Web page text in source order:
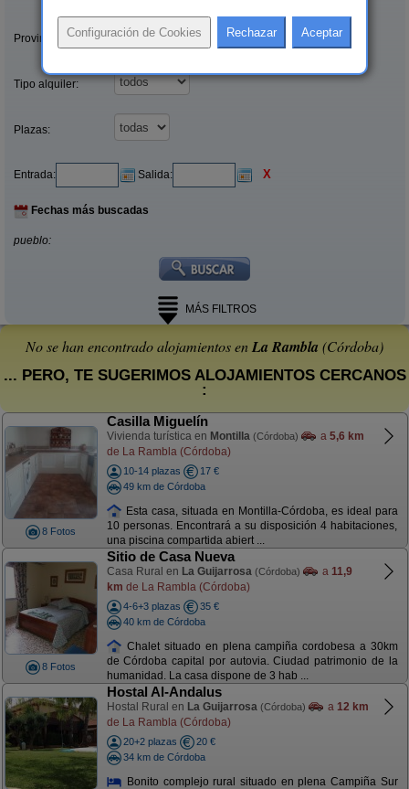
Provincias/Islas:
Tipo alquiler:
Plazas:
Entrada: Salida: X
Fechas más buscadas
pueblo:
MÁS FILTROS
No se han encontrado alojamientos enLa Rambla (Córdoba)
... PERO, TE SUGERIMOS ALOJAMIENTOS CERCANOS
:
8 Fotos
Casilla Miguelín
Vivienda turística en Montilla (Córdoba) a 5,6 km
de La Rambla (Córdoba)
10-14 plazas
17 €
49 km de Córdoba
Esta casa, situada en Montilla-Córdoba, es ideal para
10 personas. Encontrará a su disposición 4 habitaciones,
una piscina compartida abiert ...
8 Fotos
Sitio de Casa Nueva
Casa Rural en La Guijarrosa (Córdoba) a 11,9
km de La Rambla (Córdoba)
4-6+3 plazas
35 €
40 km de Córdoba
Chalet situado en plena campiña cordobesa a 30km
de Córdoba capital por autovia. Ciudad patrimonio de la
humanidad. La casa dispone de 3 hab ...
Hostal Al-Andalus
Hostal Rural en La Guijarrosa (Córdoba) a 12 km
de La Rambla (Córdoba)
20+2 plazas
20 €
34 km de Córdoba
Bonito complejo rural situado en plena Campiña Sur